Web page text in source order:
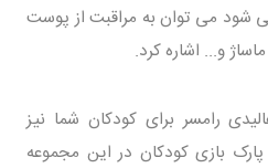
می شود می توان به مراقبت از پوست
و... اشاره کرد.
رامسر برای کودکان شما نیز
پارک بازی کودکان در این مجموعه